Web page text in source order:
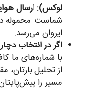
لوکس): ارسال
ایروان می‌رسد.
اگر در انتخاب
با شماره‌های
از تحلیل بارتان،
مسیر را